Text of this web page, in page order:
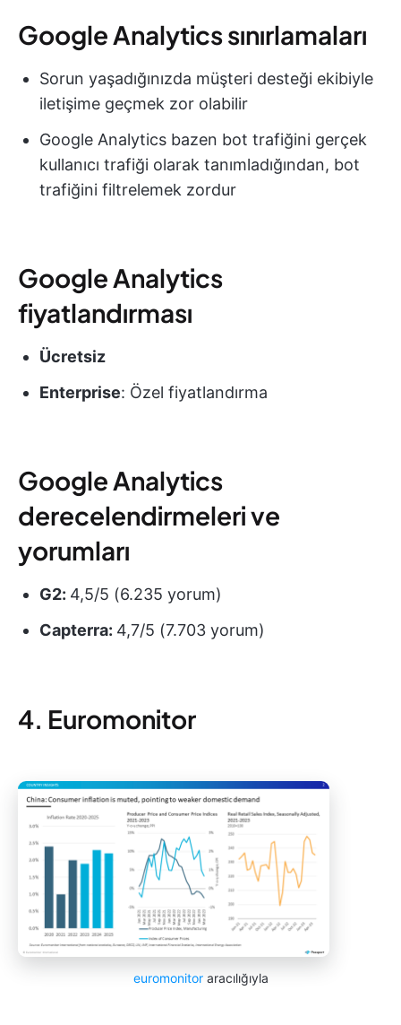
Google Analytics sınırlamaları
Sorun yaşadığınızda müşteri desteği ekibiyle
iletişime geçmek zor olabilir
Google Analytics bazen bot trafiğini gerçek
kullanıcı trafiği olarak tanımladığından, bot
trafiğini filtrelemek zordur
Google Analytics
fiyatlandırması
Ücretsiz
Enterprise: Özel fiyatlandırma
Google Analytics
derecelendirmeleri ve
yorumları
G2: 4,5/5 (6.235 yorum)
Capterra: 4,7/5 (7.703 yorum)
4. Euromonitor
euromonitoraracılığıyla